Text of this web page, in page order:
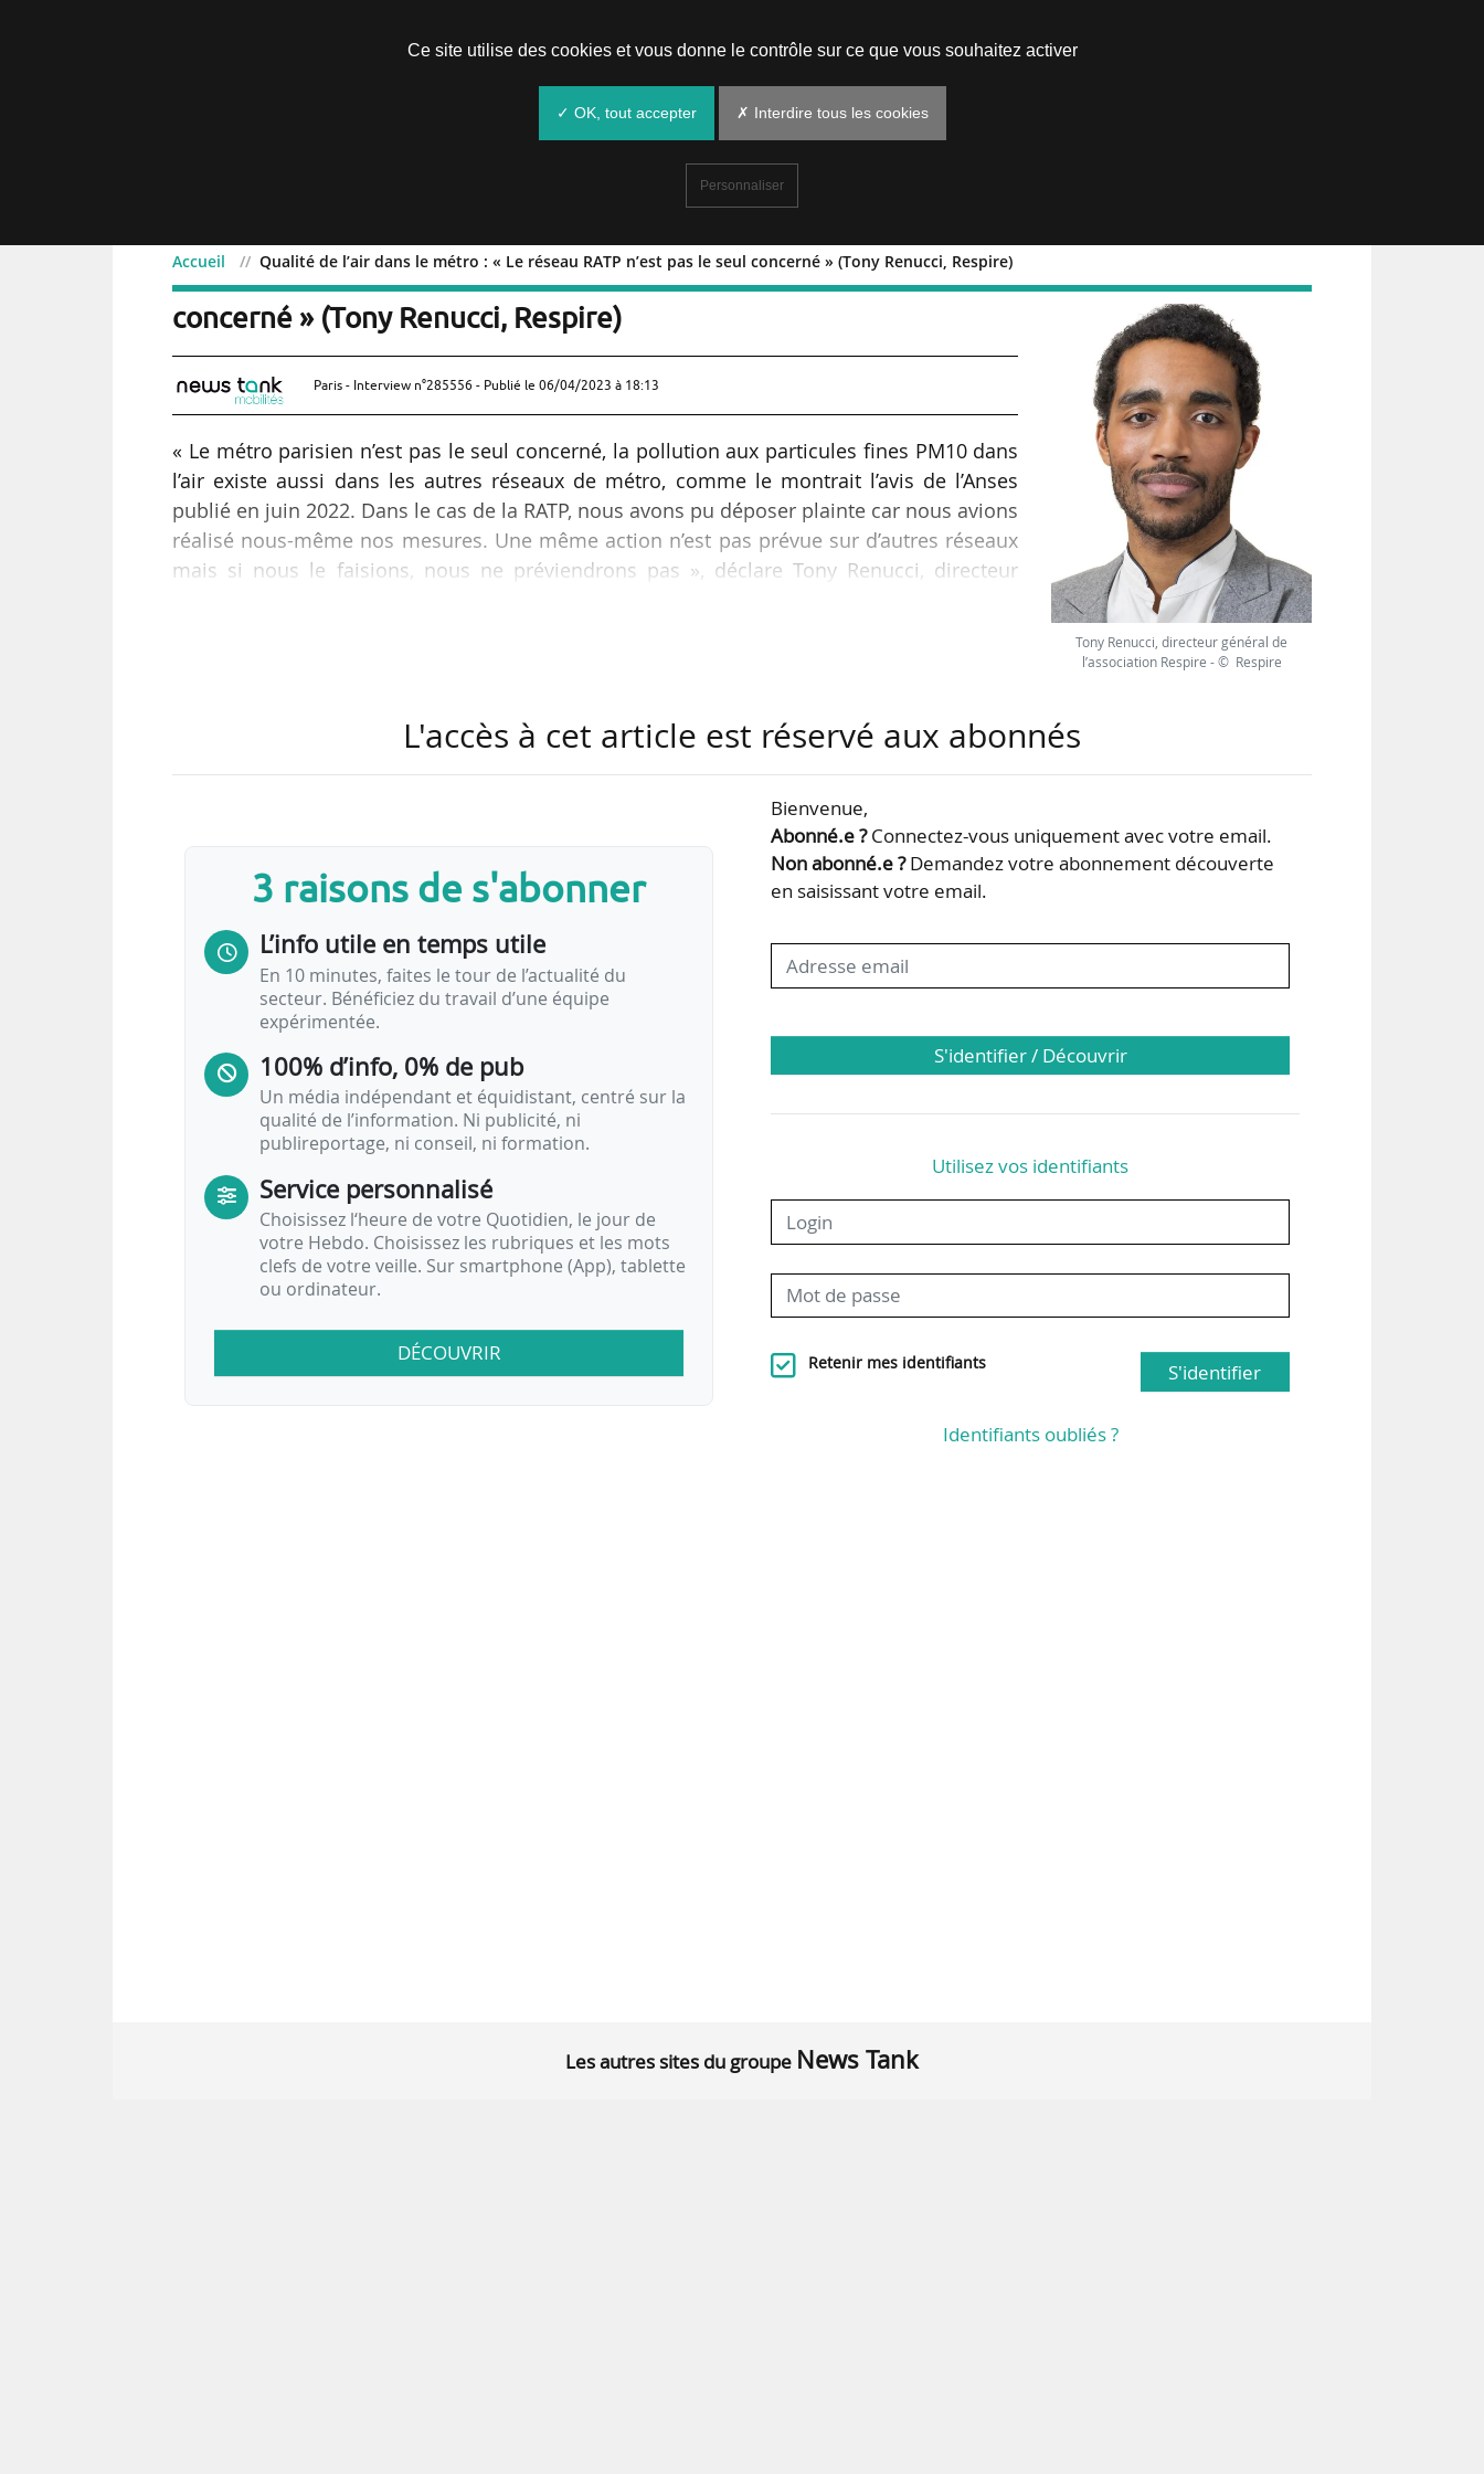
Accueil Qualité de l’air dans le métro : « Le réseau RATP n’est pas le seul concerné » (Tony Renucci, Respire)
Qualité de l’air dans le métro : « Le réseau RATP n’est pas le seul
concerné » (Tony Renucci, Respire)
Paris - Interview n°285556 - Publié le 06/04/2023 à 18:13
« Le métro parisien n’est pas le seul concerné, la pollution aux particules fines PM10 dans
l’air existe aussi dans les autres réseaux de métro, comme le montrait l’avis de l’Anses
publié en juin 2022. Dans le cas de la RATP, nous avons pu déposer plainte car nous avions
réalisé nous-même nos mesures. Une même action n’est pas prévue sur d’autres réseaux
mais si nous le faisions, nous ne préviendrons pas », déclare Tony Renucci, directeur
ordonné l’ouverture d’une enquête fin mars 2023. L’enquête est confiée aux enquêteurs de
Tony Renucci, directeur général de
l’association Respire - © Respire
L'accès à cet article est réservé aux abonnés
3 raisons de s'abonner
L’info utile en temps utile
En 10 minutes, faites le tour de l’actualité du
secteur. Bénéficiez du travail d’une équipe
expérimentée.
100% d’info, 0% de pub
Un média indépendant et équidistant, centré sur la
qualité de l’information. Ni publicité, ni
publireportage, ni conseil, ni formation.
Service personnalisé
Choisissez l‘heure de votre Quotidien, le jour de
votre Hebdo. Choisissez les rubriques et les mots
clefs de votre veille. Sur smartphone (App), tablette
ou ordinateur.
DÉCOUVRIR
Bienvenue,
Abonné.e ?Connectez-vous uniquement avec votre email.
Non abonné.e ?Demandez votre abonnement découverte
en saisissant votre email.
S'identifier / Découvrir
Utilisez vos identifiants
Retenir mes identifiants S'identifier
Identifiants oubliés ?
Les autres sites du groupe News Tank
Ce site utilise des cookies et vous donne le contrôle sur ce que vous souhaitez activer
✓ OK, tout accepter ✗ Interdire tous les cookies
Personnaliser